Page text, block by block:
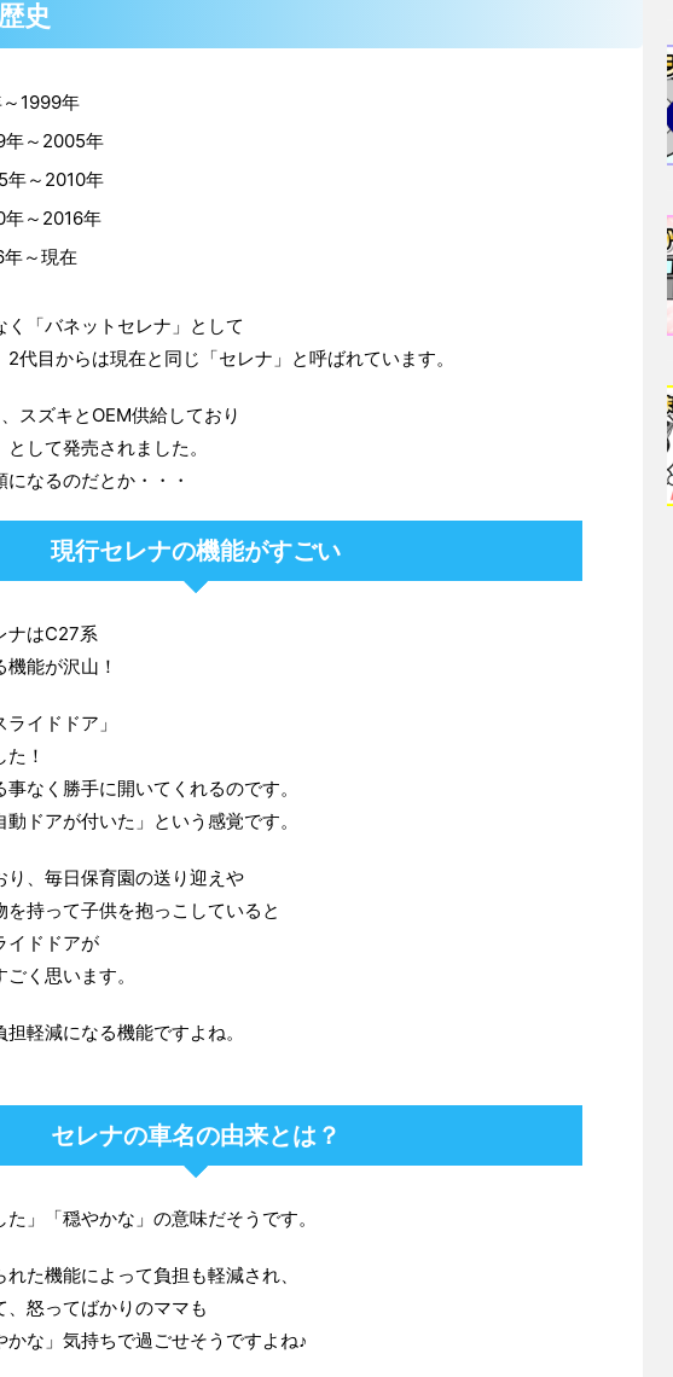
史
1999年
～2005年
～2010年
～2016年
～現在
「バネットセレナ」として
代目からは現在と同じ「セレナ」と呼ばれています。
スズキとOEM供給しており
して発売されました。
なるのだとか・・・
現行セレナの機能がすごい
ナはC27系
能が沢山！
イドドア」
！
なく勝手に開いてくれるのです。
ドアが付いた」という感覚です。
り、毎日保育園の送り迎えや
持って子供を抱っこしていると
イドドアが
く思います。
軽減になる機能ですよね。
セレナの車名の由来とは？
」「穏やかな」の意味だそうです。
た機能によって負担も軽減され、
怒ってばかりのママも
な」気持ちで過ごせそうですよね♪